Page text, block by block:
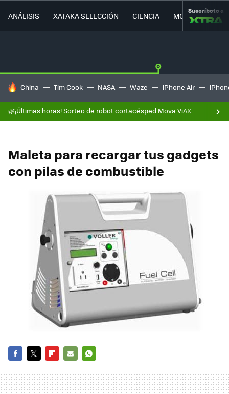
ANÁLISIS XATAKA SELECCIÓN CIENCIA MOVILIDAD
Suscríbete a
HOY SE HABLA DE
China Tim Cook NASA Waze iPhone Air
🌿¡Últimas horas! Sorteo de robot cortacésped Mova ViAX
Maleta para recargar tus gadgets
con pilas de combustible
MAIL